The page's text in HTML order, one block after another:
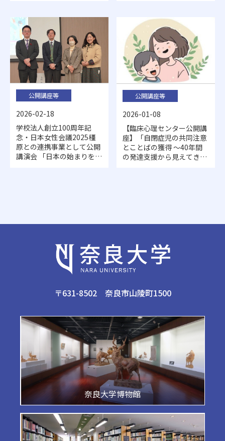
た。
公開講座等
2026-02-18
学校法人創立100周年記
念・日本女性会議2025橿
原との連携事業として公開
講演会 「日本の始まりを生
公開講座等
2026-01-08
【臨床心理センター公開講
座】「自閉症児の共同注意
とことばの獲得 ～40年間
の発達支援から見えてきた
〒631-8502 奈良市山陵町1500
奈良大学博物館